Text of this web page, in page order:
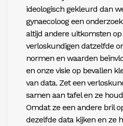
ideologisch gekleurd dan
gynaecoloog een
altijd andere uitkomsten op
verloskundigen datzelfde
normen en waarden
en onze visie op bevallen
van data. Zet een
samen aan tafel en ze
Omdat ze een andere bril
dezelfde data kijken en ze